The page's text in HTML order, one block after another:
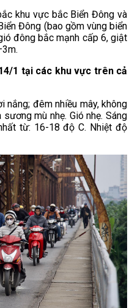
khu vực bắc Biển Đông và
Đông (bao gồm vùng biển
đông bắc mạnh cấp 6, giật
1 tại các khu vực trên cả
nắng; đêm nhiều mây, không
mù nhẹ. Gió nhẹ. Sáng
từ: 16-18 độ C. Nhiệt độ